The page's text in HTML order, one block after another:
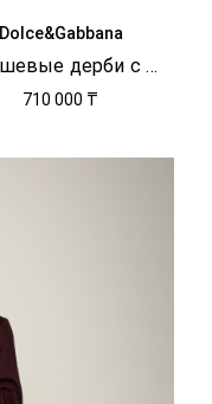
Dolce&Gabbana
Замшевые дерби с логотипом
710 000 ₸